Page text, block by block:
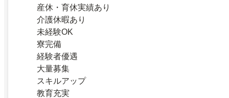
産休・育休実績あり
介護休暇あり
未経験OK
寮完備
経験者優遇
大量募集
スキルアップ
教育充実